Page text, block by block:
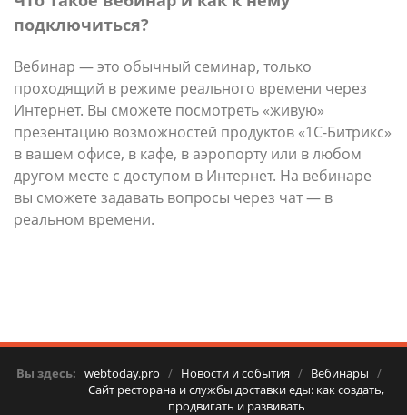
подключиться?
Вебинар — это обычный семинар, только
проходящий в режиме реального времени через
Интернет. Вы сможете посмотреть «живую»
презентацию возможностей продуктов «1С-Битрикс»
в вашем офисе, в кафе, в аэропорту или в любом
другом месте с доступом в Интернет. На вебинаре
вы сможете задавать вопросы через чат — в
реальном времени.
Вы здесь: webtoday.pro / Новости и события / Вебинары /
Сайт ресторана и службы доставки еды: как создать,
продвигать и развивать